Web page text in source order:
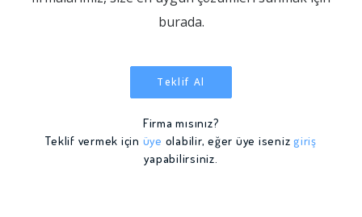
burada.
Teklif Al
Firma mısınız?
Teklif vermek için üye olabilir, eğer üye iseniz giriş
yapabilirsiniz.